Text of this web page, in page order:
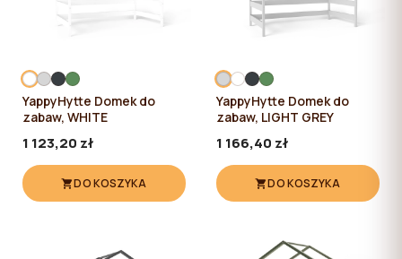
YappyHytte Domek do
zabaw, WHITE
1 123,20 zł
DO KOSZYKA
YappyHytte Domek do
zabaw, LIGHT GREY
1 166,40 zł
DO KOSZYKA